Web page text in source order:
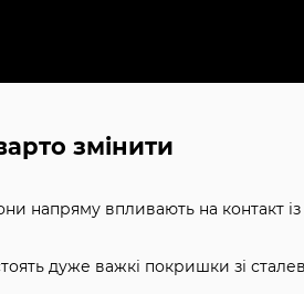
змінити
напряму впливають на контакт
дуже важкі покришки зі